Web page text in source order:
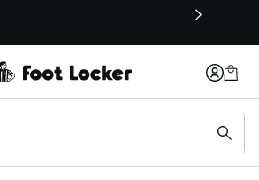
in een nieuw venster